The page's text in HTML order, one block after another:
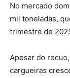
No mercado
mil toneladas,
trimestre de
Apesar do
cargueiras